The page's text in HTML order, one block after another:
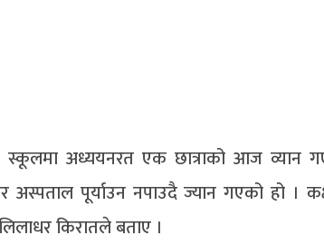
स्कूलमा अध्ययनरत एक छात्राको आज व्यान
पूर्याउन नपाउदै ज्यान गएको हो ।
किरातले बताए ।